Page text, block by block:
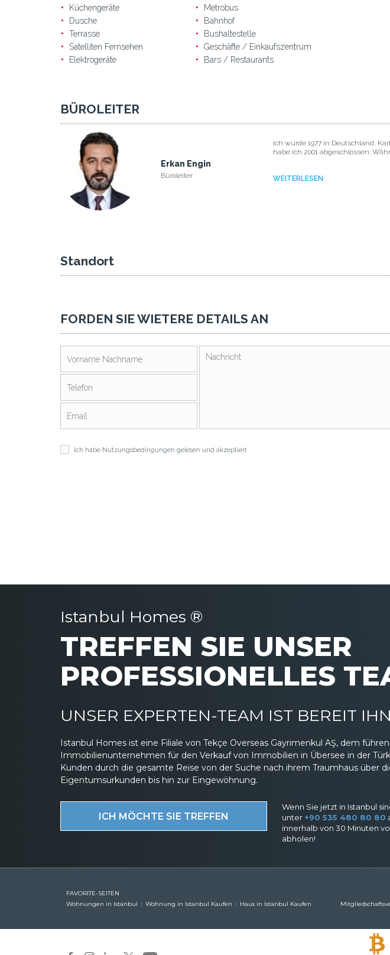
Küchengeräte
Dusche
Terrasse
Satelliten Fernsehen
Elektrogeräte
Metrobus
Bahnhof
Bushaltestelle
Geschäfte / Einkaufszentrum
Bars / Restaurants
BÜROLEITER
Erkan Engin
Büroleiter
Ich wurde 1977 in Deutschland,
habe ich 2001 abgeschlossen.
WEITERLESEN
Standort
FORDEN SIE WIETERE DETAILS AN
Ich habe Nutzungsbedingungen gelesen und akzeptiert
Istanbul Homes ®
TREFFEN SIE UNSER
PROFESSIONELLES
UNSER EXPERTEN-TEAM IST BEREIT
Istanbul Homes ist eine Filiale von Tekçe Overseas Gayrimenkul AŞ, dem
Immobilienunternehmen für den Verkauf von Immobilien in Übersee in der
Kunden durch die gesamte Reise von der Suche nach ihrem Traumhaus über
Eigentumsurkunden bis hin zur Eingewöhnung.
ICH MÖCHTE SIE TREFFEN
Wenn Sie jetzt in Istanbul
unter +90 535 480 80 80
innerhalb von 30 Minuten
abholen!
FAVORITE-SEITEN
Wohnungen in Istanbul
Wohnung in Istanbul Kaufen Haus in Istanbul Kaufen